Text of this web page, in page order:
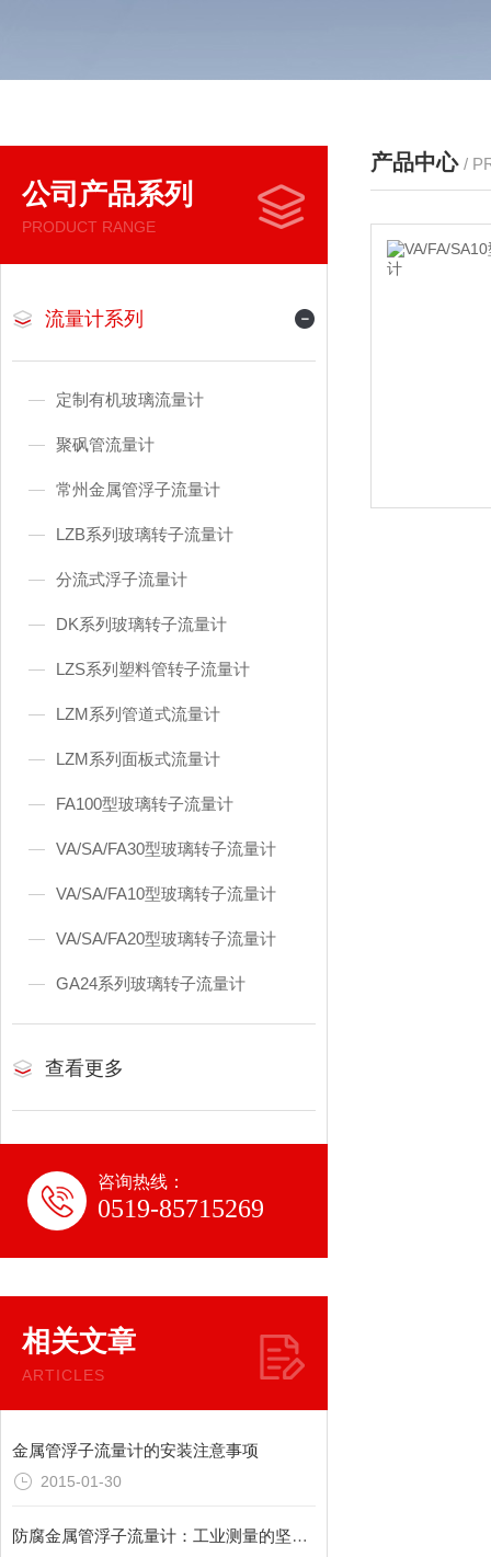
公司产品系列
PRODUCT RANGE
流量计系列
定制有机玻璃流量计
聚砜管流量计
常州金属管浮子流量计
LZB系列玻璃转子流量计
分流式浮子流量计
DK系列玻璃转子流量计
LZS系列塑料管转子流量计
LZM系列管道式流量计
LZM系列面板式流量计
FA100型玻璃转子流量计
VA/SA/FA30型玻璃转子流量计
VA/SA/FA10型玻璃转子流量计
VA/SA/FA20型玻璃转子流量计
GA24系列玻璃转子流量计
查看更多
咨询热线：
0519-85715269
相关文章
ARTICLES
金属管浮子流量计的安装注意事项
2015-01-30
防腐金属管浮子流量计：工业测量的坚固后盾
产品中心 /